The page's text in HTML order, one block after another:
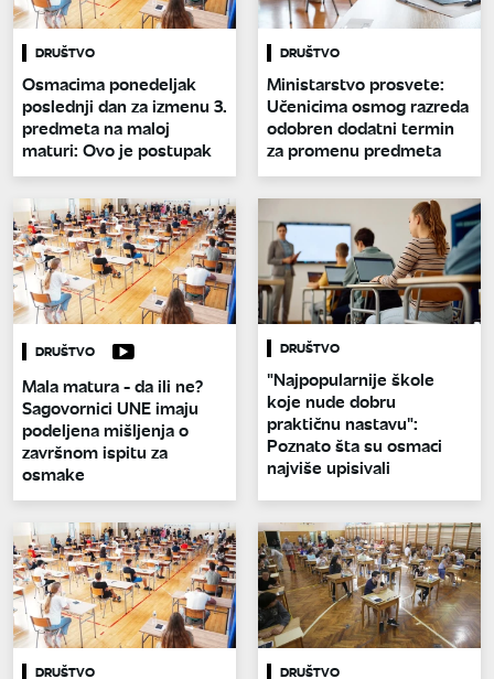
DRUŠTVO
Osmacima ponedeljak
poslednji dan za izmenu 3.
predmeta na maloj
maturi: Ovo je postupak
DRUŠTVO
Ministarstvo prosvete:
Učenicima osmog razreda
odobren dodatni termin
za promenu predmeta
DRUŠTVO
Mala matura - da ili ne?
Sagovornici UNE imaju
podeljena mišljenja o
završnom ispitu za
osmake
DRUŠTVO
"Najpopularnije škole
koje nude dobru
praktičnu nastavu":
Poznato šta su osmaci
najviše upisivali
DRUŠTVO DRUŠTVO